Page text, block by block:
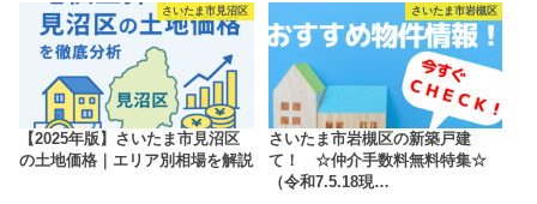
さいたま市見沼区
【2025年版】さいたま市見沼区
の土地価格｜エリア別相場を解説
さいたま市岩槻区
さいたま市岩槻区の新築戸建
て！ ☆仲介手数料無料特集☆
（令和7.5.18現…